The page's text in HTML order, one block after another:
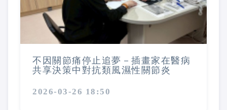
不因關節痛停止追夢－插畫家在醫病
共享決策中對抗類風濕性關節炎
2026-03-26 18:50